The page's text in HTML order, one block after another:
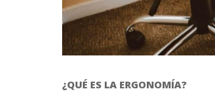
¿QUÉ ES LA ERGONOMÍA?